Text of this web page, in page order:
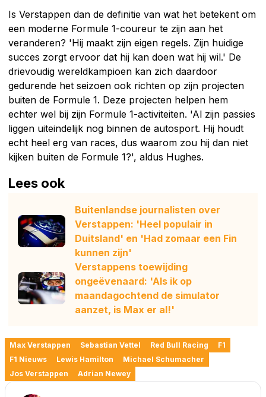
Is Verstappen dan de definitie van wat het betekent om
een moderne Formule 1-coureur te zijn aan het
veranderen? 'Hij maakt zijn eigen regels. Zijn huidige
succes zorgt ervoor dat hij kan doen wat hij wil.' De
drievoudig wereldkampioen kan zich daardoor
gedurende het seizoen ook richten op zijn projecten
buiten de Formule 1. Deze projecten helpen hem
echter wel bij zijn Formule 1-activiteiten. 'Al zijn passies
liggen uiteindelijk nog binnen de autosport. Hij houdt
echt heel erg van races, dus waarom zou hij dan niet
kijken buiten de Formule 1?', aldus Hughes.
Lees ook
Buitenlandse journalisten over
Verstappen: 'Heel populair in
Duitsland' en 'Had zomaar een Fin
kunnen zijn'
Verstappens toewijding
ongeëvenaard: 'Als ik op
maandagochtend de simulator
aanzet, is Max er al!'
Max Verstappen Sebastian Vettel Red Bull Racing
F1
F1 Nieuws
Lewis Hamilton
Michael Schumacher
Jos Verstappen
Adrian Newey